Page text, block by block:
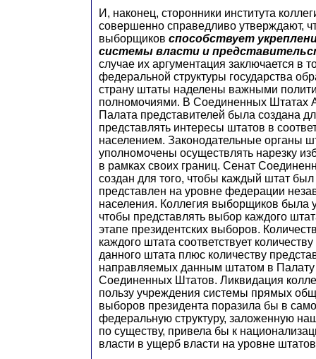
И, наконец, сторонники института
совершенно справедливо утверждают,
выборщиков способствует
системы власти и
случае их аргументация заключается в
федеральной структуры государства
страну штаты наделены важными
полномочиями. В Соединенных Штатах
Палата представителей была создана
представлять интересы штатов в
населением. Законодательные органы
уполномочены осуществлять нарезку
в рамках своих границ. Сенат
создан для того, чтобы каждый штат
представлен на уровне федерации
населения. Коллегия выборщиков была
чтобы представлять выбор каждого
этапе президентских выборов.
каждого штата соответствует
данного штата плюс количеству
направляемых данным штатом в Палату
Соединенных Штатов. Ликвидация
пользу учреждения системы прямых
выборов президента поразила бы в
федеральную структуру, заложенную
по существу, привела бы к
власти в ущерб власти на уровне